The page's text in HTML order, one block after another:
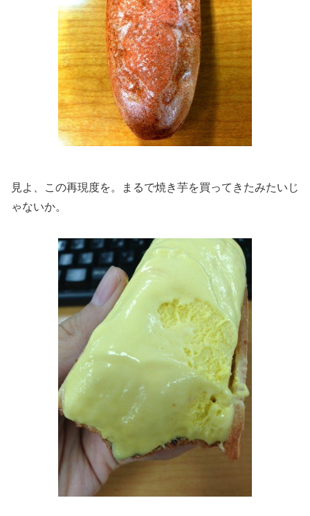
見よ、この再現度を。まるで焼き芋を買ってきたみたいじ
ゃないか。